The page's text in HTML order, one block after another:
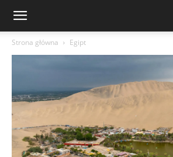
Strona główna Egipt